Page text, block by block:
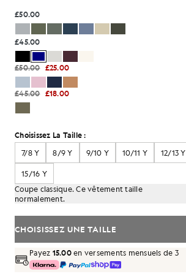
£50.00
£45.00
£50.00 £25.00
£45.00 £18.00
Choisissez La Taille :
7/8 Y
8/9 Y 9/10 Y 10/11 Y 12/13 Y
15/16 Y
Coupe classique. Ce vêtement taille
normalement.
CHOISISSEZ UNE TAILLE
Payez 15.00en versements mensuels de 3